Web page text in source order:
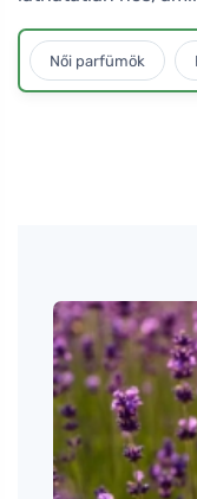
Női parfümök